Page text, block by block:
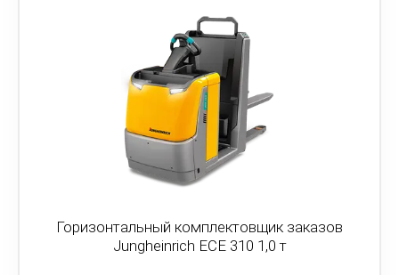
Горизонтальный комплектовщик заказов
Jungheinrich ECE 310 1,0 т